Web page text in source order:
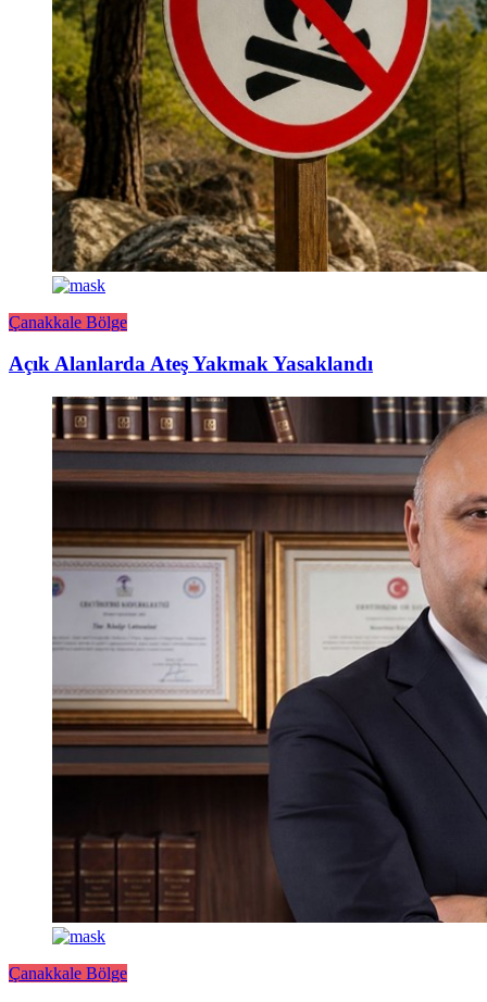
Çanakkale Bölge
Açık Alanlarda Ateş Yakmak Yasaklandı
Çanakkale Bölge